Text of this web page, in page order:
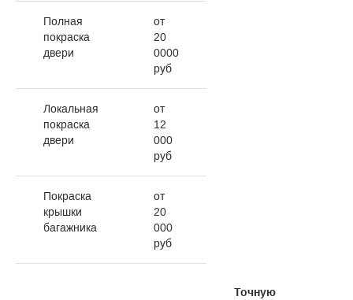
Полная
покраска
двери
от
20
0000
руб
Локальная
покраска
двери
от
12
000
руб
Покраска
крышки
багажника
от
20
000
руб
Точную